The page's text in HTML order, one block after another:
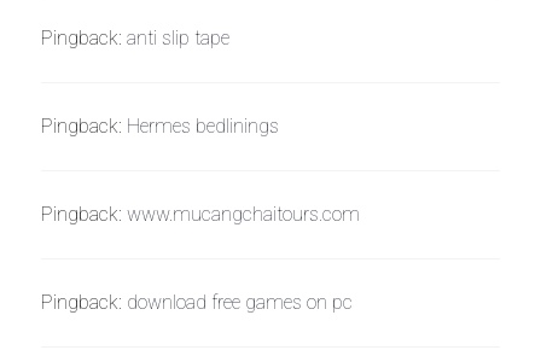
Pingback: anti slip tape
Pingback: Hermes bedlinings
Pingback: www.mucangchaitours.com
Pingback: download free games on pc